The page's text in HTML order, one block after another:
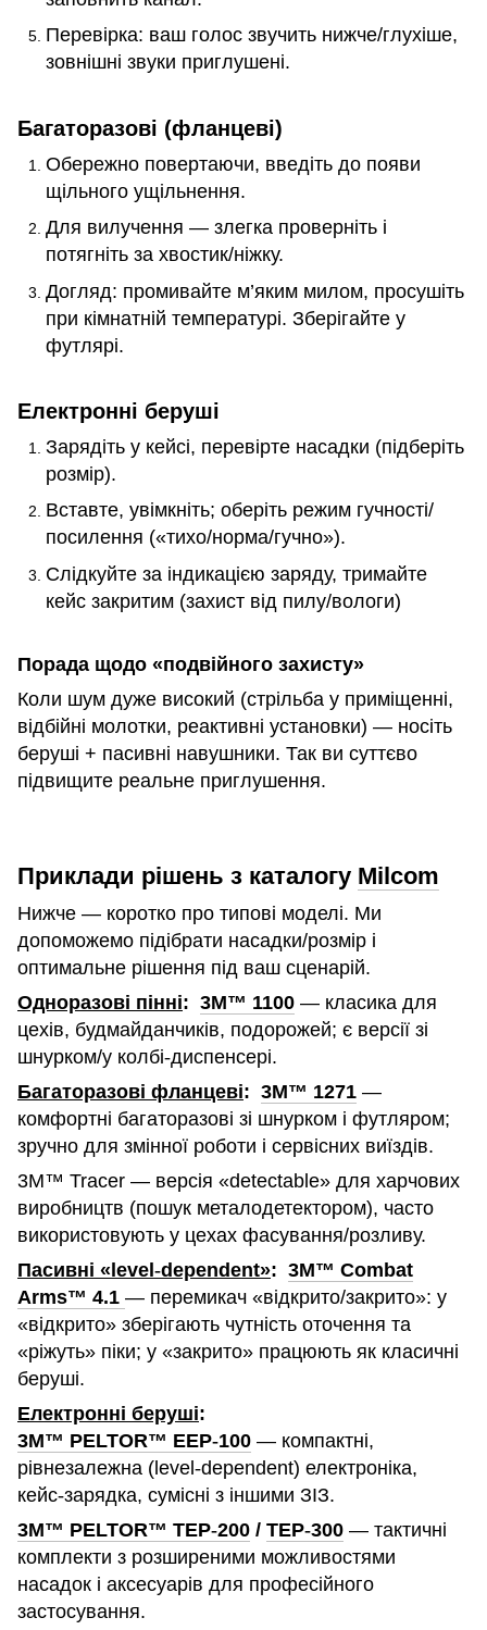
Перевірка: ваш голос звучить нижче/глухіше,
зовнішні звуки приглушені.
Багаторазові (фланцеві)
Обережно повертаючи, введіть до появи
щільного ущільнення.
Для вилучення — злегка проверніть і
потягніть за хвостик/ніжку.
Догляд: промивайте м’яким милом, просушіть
при кімнатній температурі. Зберігайте у
футлярі.
Електронні беруші
Зарядіть у кейсі, перевірте насадки (підберіть
розмір).
Вставте, увімкніть; оберіть режим гучності/
посилення («тихо/норма/гучно»).
Слідкуйте за індикацією заряду, тримайте
кейс закритим (захист від пилу/вологи)
Порада щодо «подвійного захисту»
Коли шум дуже високий (стрільба у приміщенні,
відбійні молотки, реактивні установки) — носіть
беруші + пасивні навушники. Так ви суттєво
підвищите реальне приглушення.
Приклади рішень з каталогу Milcom
Нижче — коротко про типові моделі. Ми
допоможемо підібрати насадки/розмір і
оптимальне рішення під ваш сценарій.
Одноразові пінні: 3M™ 1100 — класика для
цехів, будмайданчиків, подорожей; є версії зі
шнурком/у колбі‑диспенсері.
Багаторазові фланцеві: 3M™ 1271 —
комфортні багаторазові зі шнурком і футляром;
зручно для змінної роботи і сервісних виїздів.
3M™ Tracer — версія «detectable» для харчових
виробництв (пошук металодетектором), часто
використовують у цехах фасування/розливу.
Пасивні «level ‑dependent»: 3M™ Combat
Arms™ 4.1 — перемикач «відкрито/закрито»: у
«відкрито» зберігають чутність оточення та
«ріжуть» піки; у «закрито» працюють як класичні
беруші.
Електронні беруші:
3M™ PELTOR™ EEP‑100 — компактні,
рівнезалежна (level ‑dependent) електроніка,
кейс‑зарядка, сумісні з іншими ЗІЗ.
3M™ PELTOR™ TEP‑200 / TEP‑300 — тактичні
комплекти з розширеними можливостями
насадок і аксесуарів для професійного
застосування.